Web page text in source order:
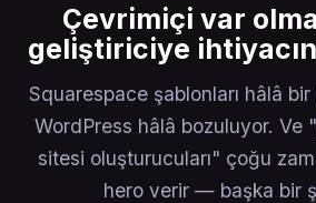
Çevrimiçi var
geliştiriciye
Squarespace şablonları hâlâ bir
WordPress hâlâ bozuluyor. Ve
sitesi oluşturucuları" çoğu
hero verir — başka bir